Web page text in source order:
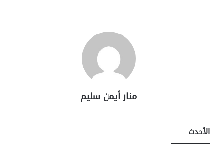
منار أيمن سليم
الأحدث